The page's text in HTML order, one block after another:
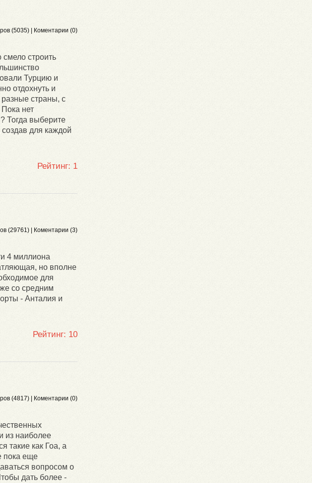
(5035) | Коментарии (0)
строить
Турцию и
отдохнуть и
страны, с
нет
Тогда выберите
для каждой
Рейтинг: 1
(29761) | Коментарии (3)
4 миллиона
но вполне
для
со средним
- Анталия и
Рейтинг: 10
(4817) | Коментарии (0)
из наиболее
такие как Гоа, а
пока еще
вопросом о
дать более -